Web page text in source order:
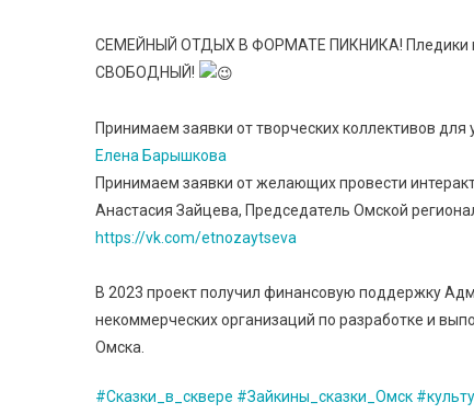
СЕМЕЙНЫЙ ОТДЫХ В ФОРМАТЕ ПИКНИКА! Пледики
СВОБОДНЫЙ!
Принимаем заявки от творческих коллективов
Елена Барышкова
Принимаем заявки от желающих провести
Анастасия Зайцева, Председатель Омской
https://vk.com/etnozaytseva
В 2023 проект получил финансовую поддержку
некоммерческих организаций по разработке и
Омска.
#Сказки_в_сквере #Зайкины_сказки_Омск